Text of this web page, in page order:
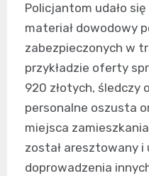
Policjantom udało
materiał dowodowy
zabezpieczonych w
przykładzie oferty
920 złotych, śledczy
personalne oszusta
miejsca
został aresztowany i
doprowadzenia